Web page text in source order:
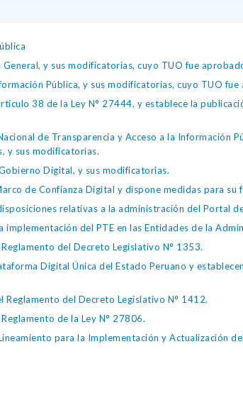
y sus modificatorias, cuyo TUO fue
Pública, y sus modificatorias, cuyo TUO
38 de la Ley N° 27444, y establece la
de Transparencia y Acceso a la Información
y sus modificatorias.
Digital, y sus modificatorias.
de Confianza Digital y dispone medidas para
relativas a la administración del Portal
del PTE en las Entidades de la
del Decreto Legislativo N° 1353.
Digital Única del Estado Peruano y
del Decreto Legislativo N° 1412.
de la Ley N° 27806.
para la Implementación y Actualización